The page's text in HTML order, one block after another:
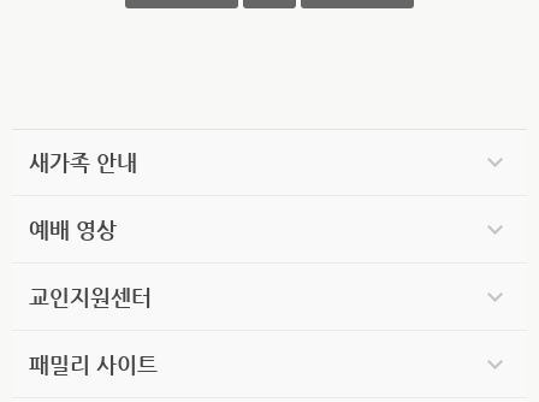
새가족 안내
예배 영상
교인지원센터
패밀리 사이트